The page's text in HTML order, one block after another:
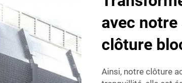
avec
clôture
Ainsi, notre clôture